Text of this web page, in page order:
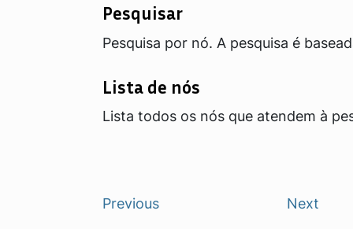
Pesquisar
Pesquisa por nó. A pesquisa é
Lista de nós
Lista todos os nós que atendem à
Previous Next